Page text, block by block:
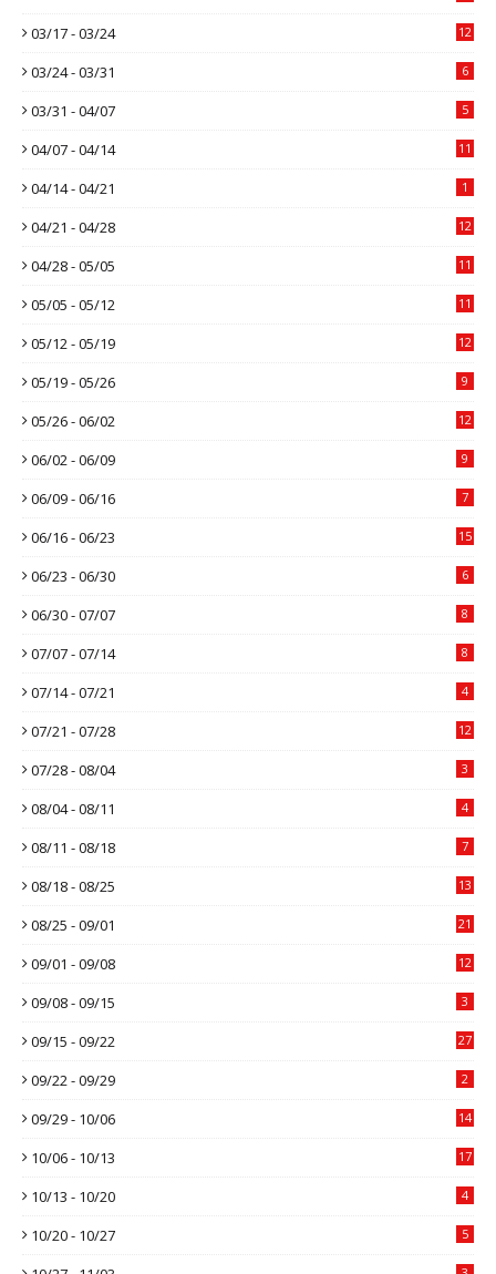
03/17 - 03/24 12
03/24 - 03/31 6
03/31 - 04/07 5
04/07 - 04/14 11
04/14 - 04/21 1
04/21 - 04/28 12
04/28 - 05/05 11
05/05 - 05/12 11
05/12 - 05/19 12
05/19 - 05/26 9
05/26 - 06/02 12
06/02 - 06/09 9
06/09 - 06/16 7
06/16 - 06/23 15
06/23 - 06/30 6
06/30 - 07/07 8
07/07 - 07/14 8
07/14 - 07/21 4
07/21 - 07/28 12
07/28 - 08/04 3
08/04 - 08/11 4
08/11 - 08/18 7
08/18 - 08/25 13
08/25 - 09/01 21
09/01 - 09/08 12
09/08 - 09/15 3
09/15 - 09/22 27
09/22 - 09/29 2
09/29 - 10/06 14
10/06 - 10/13 17
10/13 - 10/20 4
10/20 - 10/27 5